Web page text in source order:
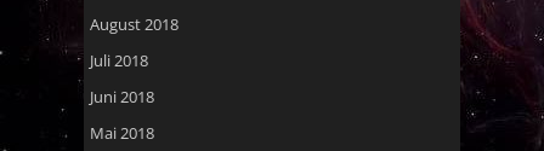
August 2018
Juli 2018
Juni 2018
Mai 2018